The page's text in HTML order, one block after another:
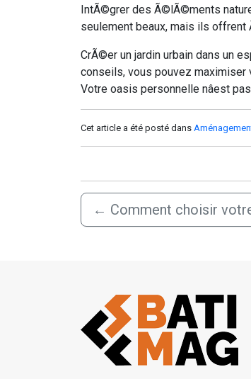
IntÃ©grer des Ã©lÃ©ments
seulement beaux, mais ils
CrÃ©er un jardin urbain dans un
conseils, vous pouvez maximiser
Votre oasis personnelle nâest
Cet article a été posté dans
← Comment choisir